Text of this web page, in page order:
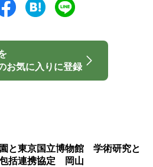
お気に入りに登録
と東京国立博物館 学術研究と
括連携協定 岡山